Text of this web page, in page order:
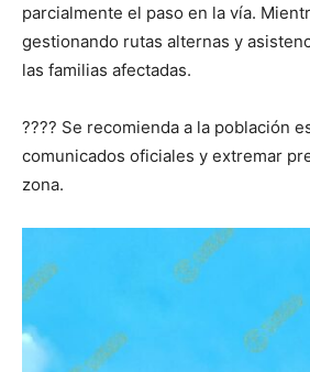
parcialmente el paso en la vía.
gestionando rutas alternas y
las familias afectadas.
???? Se recomienda a la población
comunicados oficiales y extremar
zona.